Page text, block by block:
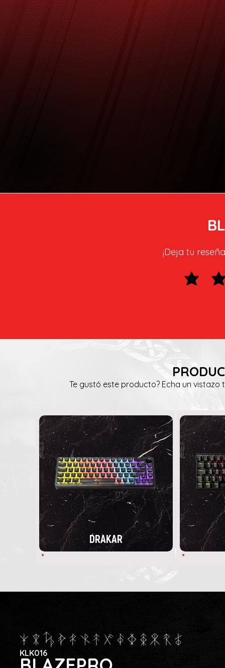
¡Deja tu
Te gustó este producto? Echa un
DRAKAR
KLK016